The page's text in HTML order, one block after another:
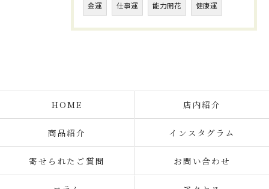
金運 仕事運 能力開花 健康運
HOME 店内紹介
商品紹介 インスタグラム
寄せられたご質問 お問い合わせ